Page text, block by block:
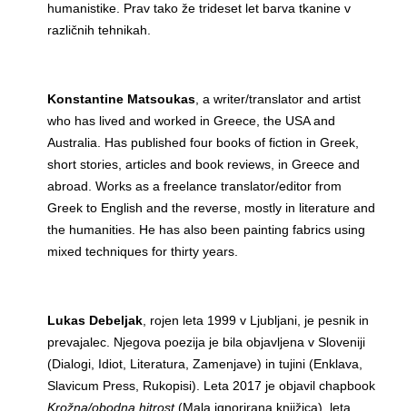
humanistike. Prav tako že trideset let barva tkanine v
različnih tehnikah.
Konstantine Matsoukas , a writer/translator and artist
who has lived and worked in Greece, the USA and
Australia. Has published four books of fiction in Greek,
short stories, articles and book reviews, in Greece and
abroad. Works as a freelance translator/editor from
Greek to English and the reverse, mostly in literature and
the humanities. He has also been painting fabrics using
mixed techniques for thirty years.
Lukas Debeljak , rojen leta 1999 v Ljubljani, je pesnik in
prevajalec. Njegova poezija je bila objavljena v Sloveniji
(Dialogi, Idiot, Literatura, Zamenjave) in tujini (Enklava,
Slavicum Press, Rukopisi). Leta 2017 je objavil chapbook
Krožna/obodna hitrost(Mala ignorirana knjižica), leta